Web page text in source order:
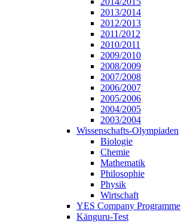
2013/2014
2012/2013
2011/2012
2010/2011
2009/2010
2008/2009
2007/2008
2006/2007
2005/2006
2004/2005
2003/2004
Wissenschafts-Olympiaden
Biologie
Chemie
Mathematik
Philosophie
Physik
Wirtschaft
YES Company Programme
Känguru-Test